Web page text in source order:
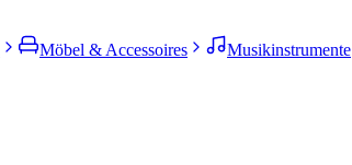
Möbel & Accessoires Musikinstrumente